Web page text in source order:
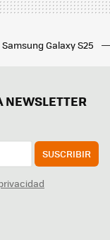
Samsung Galaxy S25
SUSCRIBIR